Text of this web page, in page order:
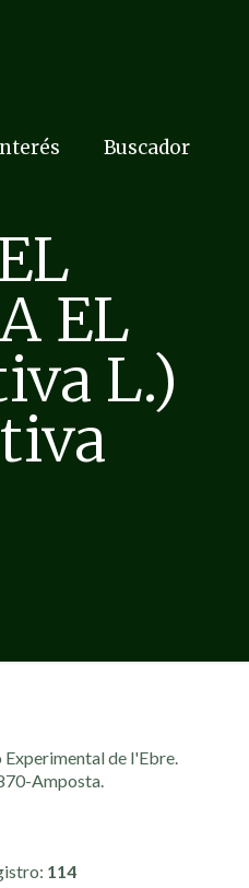
Buscador
EL
L.)
Experimental de l'Ebre.
Amposta.
114